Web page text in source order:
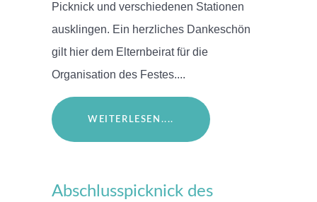
Picknick und verschiedenen Stationen
ausklingen. Ein herzliches Dankeschön
gilt hier dem Elternbeirat für die
Organisation des Festes....
WEITERLESEN....
Abschlusspicknick des